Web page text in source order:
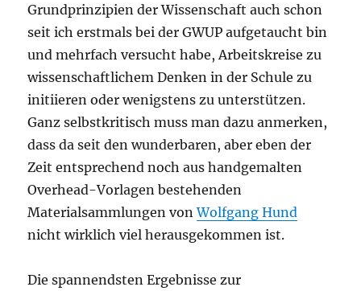
Grundprinzipien der Wissenschaft auch schon
seit ich erstmals bei der GWUP aufgetaucht bin
und mehrfach versucht habe, Arbeitskreise zu
wissenschaftlichem Denken in der Schule zu
initiieren oder wenigstens zu unterstützen.
Ganz selbstkritisch muss man dazu anmerken,
dass da seit den wunderbaren, aber eben der
Zeit entsprechend noch aus handgemalten
Overhead-Vorlagen bestehenden
Materialsammlungen vonWolfgang Hund
nicht wirklich viel herausgekommen ist.
Die spannendsten Ergebnisse zur